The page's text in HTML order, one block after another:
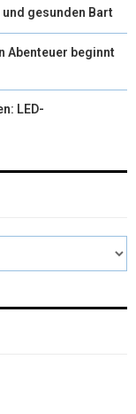
gesunden Bart
Abenteuer beginnt
LED-